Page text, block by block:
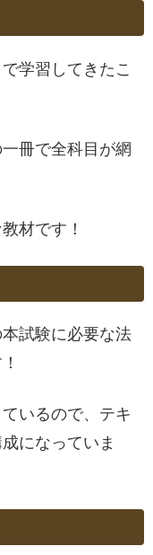
学習してきたこ
冊で全科目が網
材です！
試験に必要な法
いるので、テキ
になっていま